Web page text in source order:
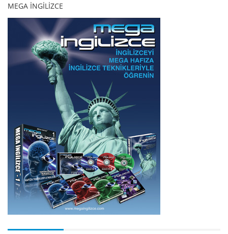
MEGA İNGİLİZCE